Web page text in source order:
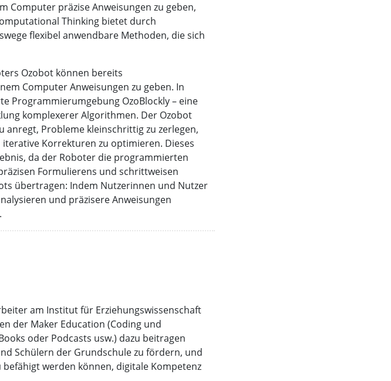
Computer präzise Anweisungen zu geben,
Thinking bietet durch
flexibel anwendbare Methoden, die sich
Ozobot können bereits
Computer Anweisungen zu geben. In
Programmierumgebung OzoBlockly – eine
komplexerer Algorithmen. Der Ozobot
Probleme kleinschrittig zu zerlegen,
Korrekturen zu optimieren. Dieses
da der Roboter die programmierten
Formulierens und schrittweisen
übertragen: Indem Nutzerinnen und Nutzer
und präzisere Anweisungen
am Institut für Erziehungswissenschaft
der Maker Education (Coding und
oder Podcasts usw.) dazu beitragen
Schülern der Grundschule zu fördern, und
werden können, digitale Kompetenz